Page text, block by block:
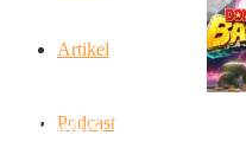
Artikel
Podcast
Donkey Kong